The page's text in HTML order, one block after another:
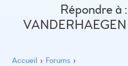
Répondre à
Accueil › Forums ›